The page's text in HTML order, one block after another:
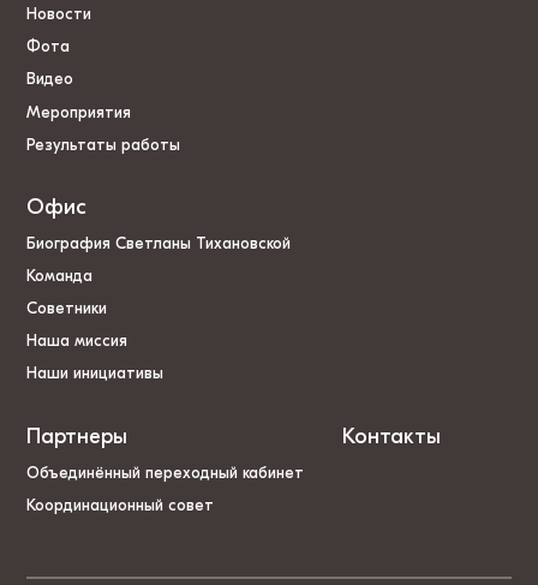
Новости
Фота
Видео
Мероприятия
Результаты работы
Офис
Биография Светланы Тихановской
Команда
Советники
Наша миссия
Наши инициативы
Партнеры
Объединённый переходный кабинет
Координационный совет
Контакты